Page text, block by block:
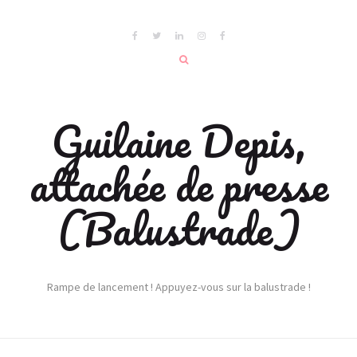
Guilaine Depis,
attachée de presse
(Balustrade)
Rampe de lancement ! Appuyez-vous sur la balustrade !